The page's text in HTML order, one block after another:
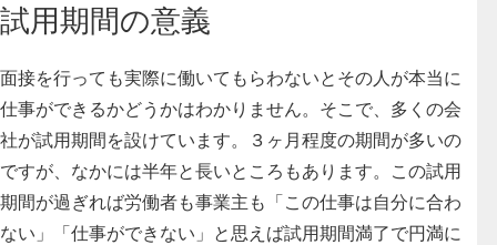
試用期間の意義
面接を行っても実際に働いてもらわないとその人が本当に
仕事ができるかどうかはわかりません。そこで、多くの会
社が試用期間を設けています。３ヶ月程度の期間が多いの
ですが、なかには半年と長いところもあります。 この試用
期間が過ぎれば労働者も事業主も「この仕事は自分に合わ
ない」「仕事ができない」と思えば試用期間満了で円満に